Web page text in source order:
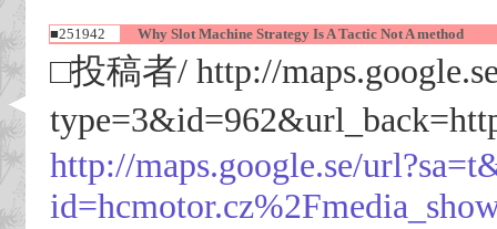
■251942 Why Slot Machine Strategy Is A Tactic Not A method
□投稿者/ http://
http://maps.google.se/